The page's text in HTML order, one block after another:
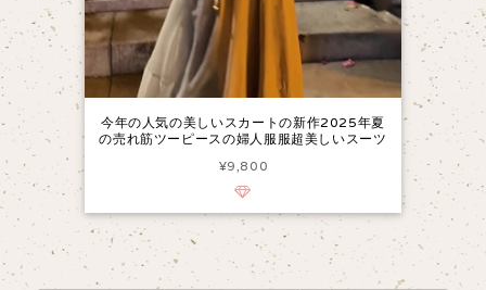
今年の人気の美しいスカートの新作2025年夏
の売れ筋ツーピースの婦人服服超美しいスーツ
¥9,800